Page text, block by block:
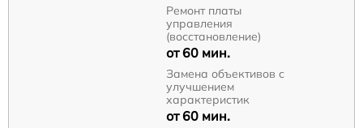
Ремонт платы
управления
(восстановление)
от 60 мин.
Замена объективов с
улучшением
характеристик
от 60 мин.